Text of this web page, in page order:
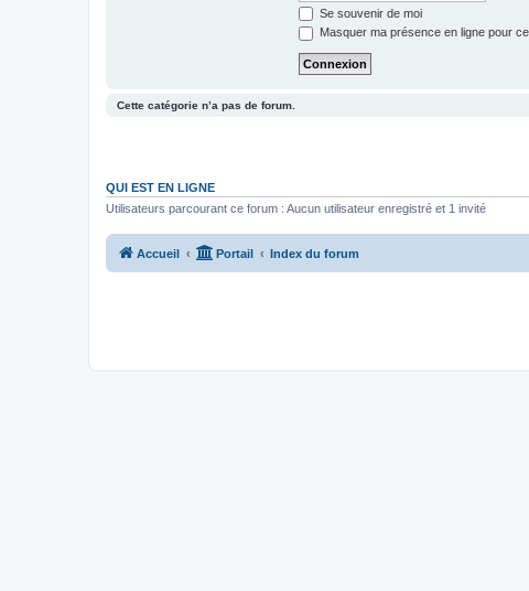
Se souvenir de moi
Masquer ma présence en ligne pour
Cette catégorie n’a pas de forum.
QUI EST EN LIGNE
Utilisateurs parcourant ce forum : Aucun utilisateur enregistré et 1 invité
Accueil Portail Index du forum